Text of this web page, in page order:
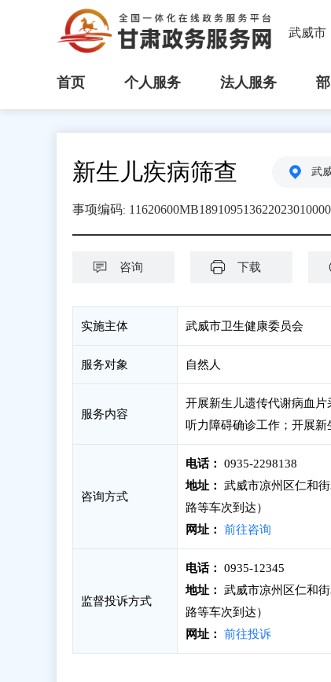
武威市
首页 个人服务 法人服务
新生儿疾病筛查 武
事项编码: 11620600MB189109513622023010000
咨询 下载
实施主体 武威市卫生健康委员会
服务对象 自然人
服务内容
开展新生儿遗传代谢病血片
听力障碍确诊工作；开展
咨询方式
电话：
0935-2298138
地址：
武威市凉州区仁和
路等车次到达）
网址：
前往咨询
监督投诉方式
电话：
0935-12345
地址：
武威市凉州区仁和
路等车次到达）
网址：
前往投诉